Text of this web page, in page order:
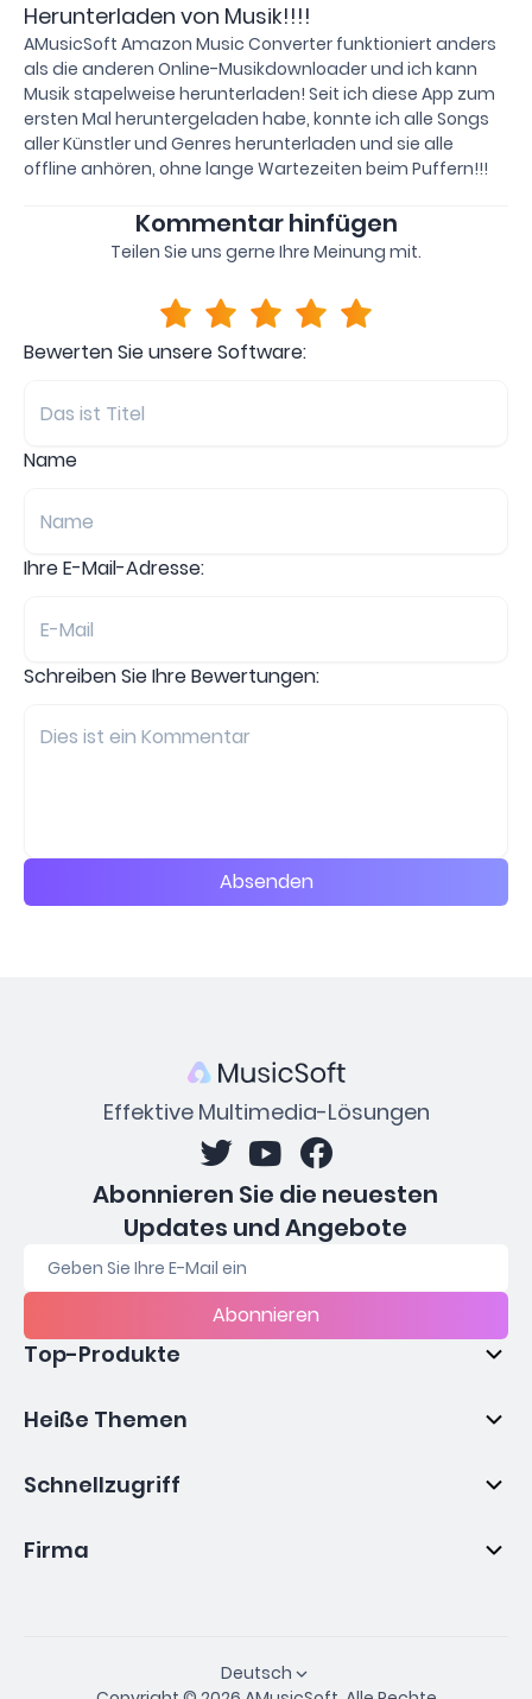
Herunterladen von Musik!!!!
AMusicSoft Amazon Music Converter funktioniert anders
als die anderen Online-Musikdownloader und ich kann
Musik stapelweise herunterladen! Seit ich diese App zum
ersten Mal heruntergeladen habe, konnte ich alle Songs
aller Künstler und Genres herunterladen und sie alle
offline anhören, ohne lange Wartezeiten beim Puffern!!!
Kommentar hinfügen
Teilen Sie uns gerne Ihre Meinung mit.
Bewerten Sie unsere Software:
Name
Ihre E-Mail-Adresse:
Schreiben Sie Ihre Bewertungen:
Absenden
Effektive Multimedia-Lösungen
Abonnieren Sie die neuesten
Updates und Angebote
Abonnieren
Top-Produkte
Heiße Themen
Schnellzugriff
Firma
Deutsch